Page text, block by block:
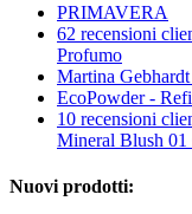
PRIMAVERA
62 recensioni
Profumo
Martina
EcoPowder -
10 recensioni
Mineral Blush 01
Nuovi prodotti: